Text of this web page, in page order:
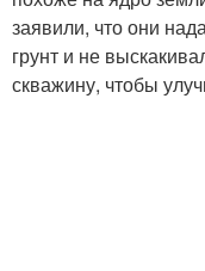
заявили, что они
грунт и не
скважину, чтобы